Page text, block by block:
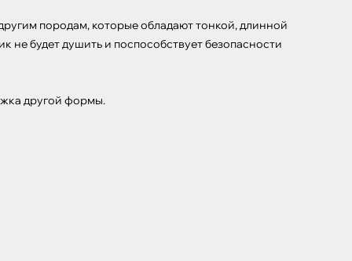
породам, которые обладают тонкой, длинной
не будет душить и поспособствует безопасности
другой формы.